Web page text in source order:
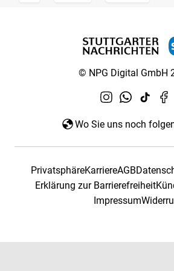
© NPG Digital GmbH
Wo Sie uns noch
PrivatsphäreKarriereAGB
Erklärung zur Barrierefreiheit
Impressum